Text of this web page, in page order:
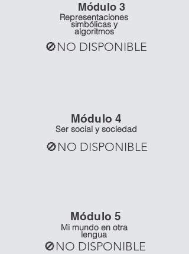
Módulo 3
Representaciones
simbólicas y
algoritmos
🚫NO DISPONIBLE
Módulo 4
Ser social y sociedad
🚫NO DISPONIBLE
Módulo 5
Mi mundo en otra
lengua
🚫NO DISPONIBLE